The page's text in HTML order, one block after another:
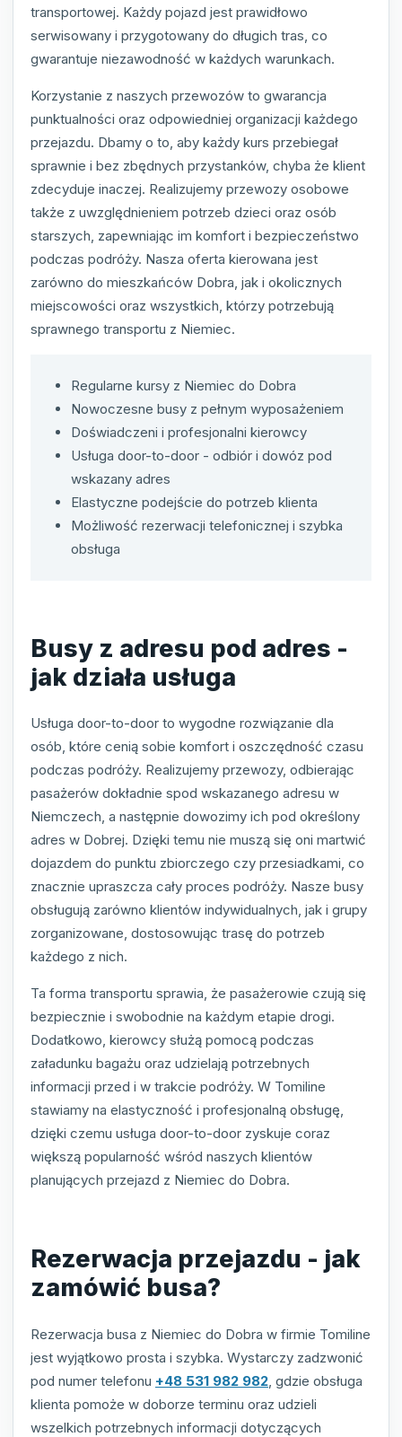
transportowej. Każdy pojazd jest prawidłowo
serwisowany i przygotowany do długich tras, co
gwarantuje niezawodność w każdych warunkach.
Korzystanie z naszych przewozów to gwarancja
punktualności oraz odpowiedniej organizacji każdego
przejazdu. Dbamy o to, aby każdy kurs przebiegał
sprawnie i bez zbędnych przystanków, chyba że klient
zdecyduje inaczej. Realizujemy przewozy osobowe
także z uwzględnieniem potrzeb dzieci oraz osób
starszych, zapewniając im komfort i bezpieczeństwo
podczas podróży. Nasza oferta kierowana jest
zarówno do mieszkańców Dobra, jak i okolicznych
miejscowości oraz wszystkich, którzy potrzebują
sprawnego transportu z Niemiec.
Regularne kursy z Niemiec do Dobra
Nowoczesne busy z pełnym wyposażeniem
Doświadczeni i profesjonalni kierowcy
Usługa door-to-door - odbiór i dowóz pod
wskazany adres
Elastyczne podejście do potrzeb klienta
Możliwość rezerwacji telefonicznej i szybka
obsługa
Busy z adresu pod adres -
jak działa usługa
Usługa door-to-door to wygodne rozwiązanie dla
osób, które cenią sobie komfort i oszczędność czasu
podczas podróży. Realizujemy przewozy, odbierając
pasażerów dokładnie spod wskazanego adresu w
Niemczech, a następnie dowozimy ich pod określony
adres w Dobrej. Dzięki temu nie muszą się oni martwić
dojazdem do punktu zbiorczego czy przesiadkami, co
znacznie upraszcza cały proces podróży. Nasze busy
obsługują zarówno klientów indywidualnych, jak i grupy
zorganizowane, dostosowując trasę do potrzeb
każdego z nich.
Ta forma transportu sprawia, że pasażerowie czują się
bezpiecznie i swobodnie na każdym etapie drogi.
Dodatkowo, kierowcy służą pomocą podczas
załadunku bagażu oraz udzielają potrzebnych
informacji przed i w trakcie podróży. W Tomiline
stawiamy na elastyczność i profesjonalną obsługę,
dzięki czemu usługa door-to-door zyskuje coraz
większą popularność wśród naszych klientów
planujących przejazd z Niemiec do Dobra.
Rezerwacja przejazdu - jak
zamówić busa?
Rezerwacja busa z Niemiec do Dobra w firmie Tomiline
jest wyjątkowo prosta i szybka. Wystarczy zadzwonić
pod numer telefonu +48 531 982 982 , gdzie obsługa
klienta pomoże w doborze terminu oraz udzieli
wszelkich potrzebnych informacji dotyczących